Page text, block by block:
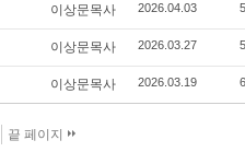
이상문목사 2026.04.03
이상문목사 2026.03.27
이상문목사 2026.03.19
끝 페이지